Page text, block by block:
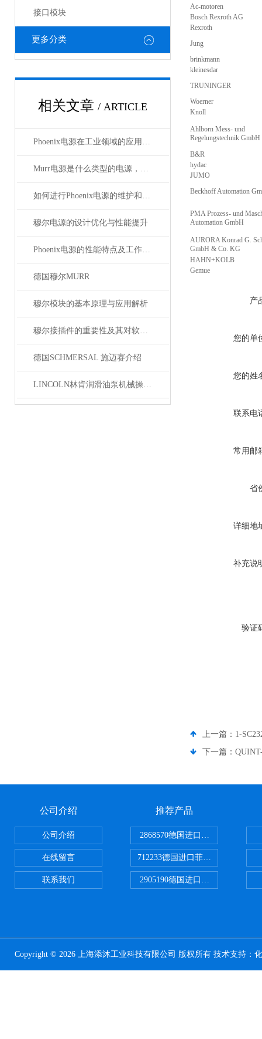
接口模块
更多分类
相关文章 / ARTICLE
Phoenix电源在工业领域的应用与优势
Murr电源是什么类型的电源，主要用于哪些领域？
如何进行Phoenix电源的维护和保养？
穆尔电源的设计优化与性能提升
Phoenix电源的性能特点及工作温度分析
德国穆尔MURR
穆尔模块的基本原理与应用解析
穆尔接插件的重要性及其对软件开发的影响
德国SCHMERSAL 施迈赛介绍
LINCOLN林肯润滑油泵机械操作原理
Ac-motoren
Bosch Rexroth AG
Rexroth
Jung
brinkmann
kleinesdar
TRUNINGER
Woerner
Knoll
Ahlborn Mess- und
Regelungstechnik GmbH
B&R
hydac
JUMO
Beckhoff Automation
PMA Prozess- und
Automation GmbH
AURORA Konrad G.
GmbH & Co. KG
HAHN+KOLB
Gemue
产
您的单
您的姓
联系电
常用邮
省
详细地
补充说
验证
上一篇： 1-
下一篇：
公司介绍
公司介绍
在线留言
联系我们
推荐产品
2868570德国进口菲尼克斯电源
712233德国进口菲尼克斯断路器
2905190德国进口菲尼克斯继电器
Copyright © 2026 上海添沐工业科技有限公司 版权所有 技术支持：